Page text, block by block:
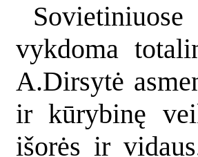
vykdoma
A.Dirsytė
ir kūrybinę
išorės ir